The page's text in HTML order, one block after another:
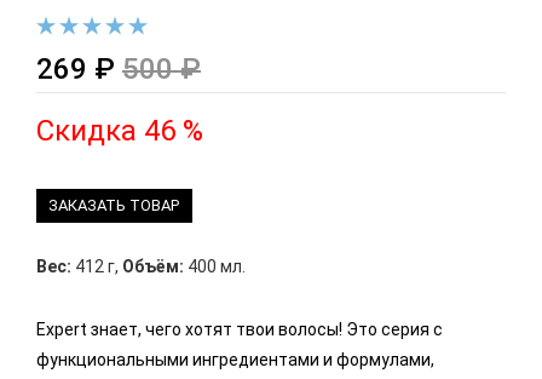
269 ₽ 500 ₽
Скидка 46 %
ЗАКАЗАТЬ ТОВАР
Вес: 412 г, Объём: 400 мл.
Expert знает, чего хотят твои волосы! Это серия с
функциональными ингредиентами и формулами,